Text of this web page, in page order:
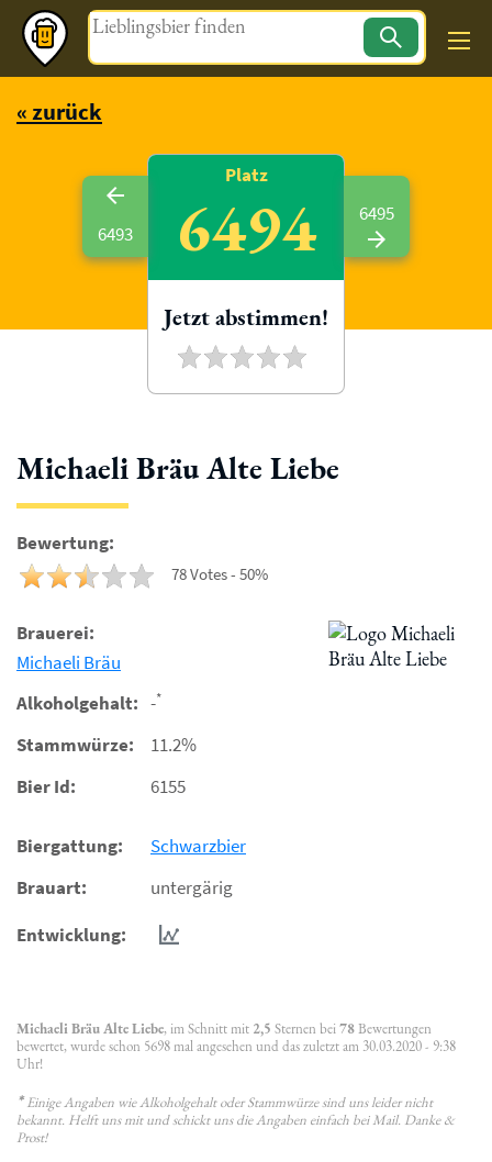
Magazin
« zurück
Michaeli Bräu Alte Liebe
Bewertung:
78 Votes - 50%
Brauerei:
Michaeli Bräu
Alkoholgehalt: -*
Stammwürze:
11.2%
Bier Id:
6155
Biergattung:
Schwarzbier
Brauart:
untergärig
Entwicklung:
Michaeli Bräu Alte Liebe, im Schnitt mit 2,5 Sternen bei78Bewertungen
bewertet, wurde schon 5698 mal angesehen und das zuletzt am 30.03.2020 - 9:38
Uhr!
*Einige Angaben wie Alkoholgehalt oder Stammwürze sind uns leider nicht
bekannt. Helft uns mit und schickt uns die Angaben einfach bei Mail. Danke &
Prost!
6493
Platz
6494
Jetzt abstimmen!
6495